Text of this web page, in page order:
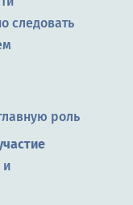
следовать
роль
и